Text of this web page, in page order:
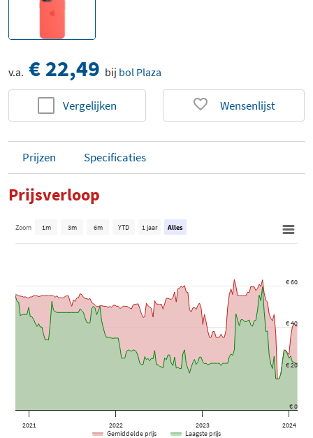
v.a. € 22,49 bij bol Plaza
Vergelijken Wensenlijst
Prijzen Specificaties
Prijsverloop
2021 2022 2023 2024
€ 0
€ 20
€ 40
€ 60
Zoom 1m 3m 6m YTD 1 jaar Alles
Gemiddelde prijs Laagste prijs